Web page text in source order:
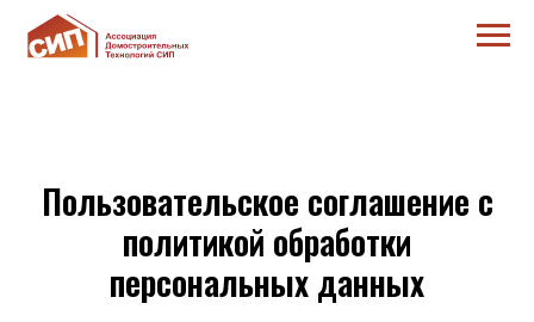
Пользовательское соглашение с
политикой обработки
персональных данных